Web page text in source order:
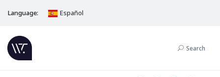
Language: Español
Search